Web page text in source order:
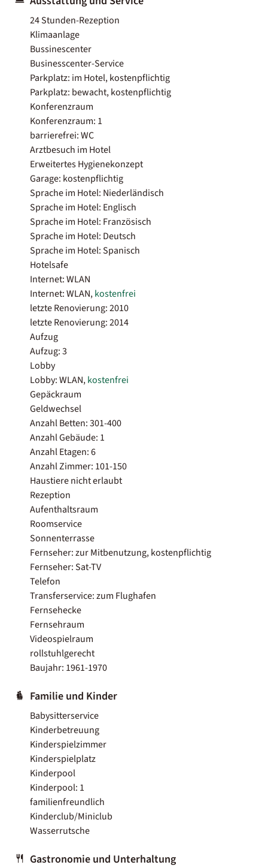
24 Stunden-Rezeption
Klimaanlage
Bussinescenter
Businesscenter-Service
Parkplatz: im Hotel, kostenpflichtig
Parkplatz: bewacht, kostenpflichtig
Konferenzraum
Konferenzraum: 1
barrierefrei: WC
Arztbesuch im Hotel
Erweitertes Hygienekonzept
Garage: kostenpflichtig
Sprache im Hotel: Niederländisch
Sprache im Hotel: Englisch
Sprache im Hotel: Französisch
Sprache im Hotel: Deutsch
Sprache im Hotel: Spanisch
Hotelsafe
Internet: WLAN
Internet: WLAN,kostenfrei
letzte Renovierung: 2010
letzte Renovierung: 2014
Aufzug
Aufzug: 3
Lobby
Lobby: WLAN,kostenfrei
Gepäckraum
Geldwechsel
Anzahl Betten: 301-400
Anzahl Gebäude: 1
Anzahl Etagen: 6
Anzahl Zimmer: 101-150
Haustiere nicht erlaubt
Rezeption
Aufenthaltsraum
Roomservice
Sonnenterrasse
Fernseher: zur Mitbenutzung, kostenpflichtig
Fernseher: Sat-TV
Telefon
Transferservice: zum Flughafen
Fernsehecke
Fernsehraum
Videospielraum
rollstuhlgerecht
Baujahr: 1961-1970
Familie und Kinder
Babysitterservice
Kinderbetreuung
Kinderspielzimmer
Kinderspielplatz
Kinderpool
Kinderpool: 1
familienfreundlich
Kinderclub/Miniclub
Wasserrutsche
Gastronomie und Unterhaltung